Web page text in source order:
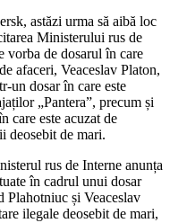
astăzi urma să aibă loc
Ministerului rus de
vorba de dosarul în care
afaceri, Veaceslav Platon,
un dosar în care este
„Pantera”, precum și
care este acuzat de
deosebit de mari.
rus de Interne anunța
în cadrul unui dosar
Plahotniuc și Veaceslav
ilegale deosebit de mari,